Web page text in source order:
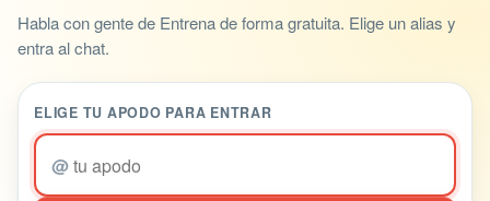
Habla con gente de Entrena de forma gratuita. Elige un alias y
entra al chat.
ELIGE TU APODO PARA ENTRAR
@